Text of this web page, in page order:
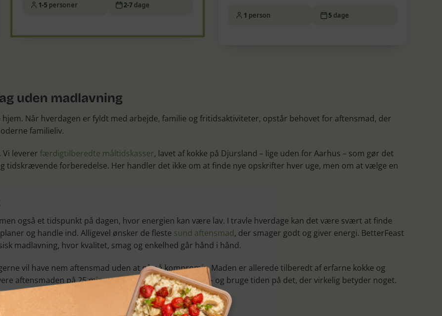
1-5 personer 2-7 dage
1 person 5 dage
uden madlavning
Når hverdagen er fyldt med arbejde, familie og fritidsaktiviteter, opstår behovet for aftensmad, der
familieliv.
leverer færdigtilberedte måltidskasser, lavet af kokke på Djursland – lige uden for Aarhus – som gør det
forberedelse. Her handler det ikke om at finde nye opskrifter hver uge, men om at vælge en
også et tidspunkt på dagen, hvor energien kan være lav. I travle hverdage kan det være svært at finde
og handle ind. Alligevel ønsker de fleste sund aftensmad, der smager godt og giver energi. BetterFeast
madlavning, hvor kvalitet, smag og enkelhed går hånd i hånd.
vil have nem aftensmad uden at gå på kompromis. Maden er allerede tilberedt af erfarne kokke og
aftensmaden på 25 minutter – ofte endnu hurtigere – og bruge tiden på det, der virkelig betyder noget.